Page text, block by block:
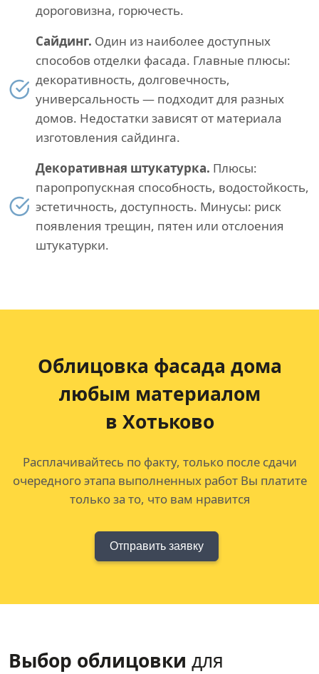
дороговизна, горючесть.
Сайдинг. Один из наиболее доступных
способов отделки фасада. Главные плюсы:
декоративность, долговечность,
универсальность — подходит для разных
домов. Недостатки зависят от материала
изготовления сайдинга.
Декоративная штукатурка. Плюсы:
паропропускная способность, водостойкость,
эстетичность, доступность. Минусы: риск
появления трещин, пятен или отслоения
штукатурки.
Облицовка фасада дома
любым материалом
в Хотьково
Расплачивайтесь по факту, только после сдачи
очередного этапа выполненных работ Вы платите
только за то, что вам нравится
Отправить заявку
Выбор облицовки для